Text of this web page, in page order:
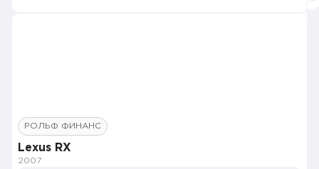
РОЛЬФ ФИНАНС
Lexus RX
2007